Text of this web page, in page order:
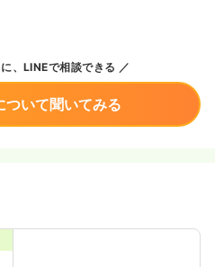
、LINEで相談できる
ついて聞いてみる